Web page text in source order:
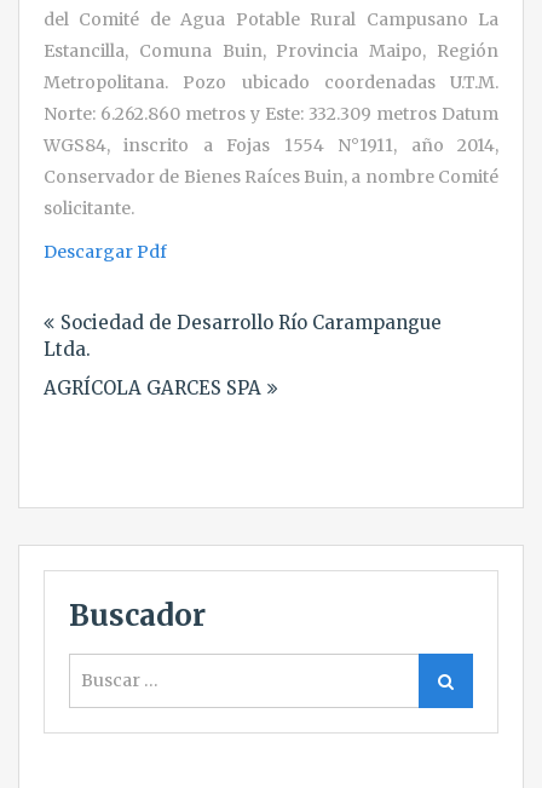
del Comité de Agua Potable Rural Campusano La
Estancilla, Comuna Buin, Provincia Maipo, Región
Metropolitana. Pozo ubicado coordenadas U.T.M.
Norte: 6.262.860 metros y Este: 332.309 metros Datum
WGS84, inscrito a Fojas 1554 N°1911, año 2014,
Conservador de Bienes Raíces Buin, a nombre Comité
solicitante.
Descargar Pdf
de
entradas
Sociedad de Desarrollo Río Carampangue
Ltda.
AGRÍCOLA GARCES SPA
Buscador
Buscar